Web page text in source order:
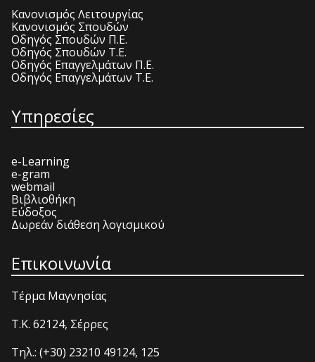
Κανονισμός Λειτουργίας
Κανονισμός Σπουδών
Οδηγός Σπουδών Π.Ε.
Οδηγός Σπουδών Τ.Ε.
Οδηγός Επαγγελμάτων Π.Ε.
Οδηγός Επαγγελμάτων Τ.Ε.
Υπηρεσίες
e-Learning
e-gram
webmail
Βιβλιοθήκη
Εύδοξος
Δωρεάν διάθεση λογισμικού
Επικοινωνία
Τέρμα Μαγνησίας
T.K. 62124, Σέρρες
Τηλ.: (+30) 23210 49124, 125